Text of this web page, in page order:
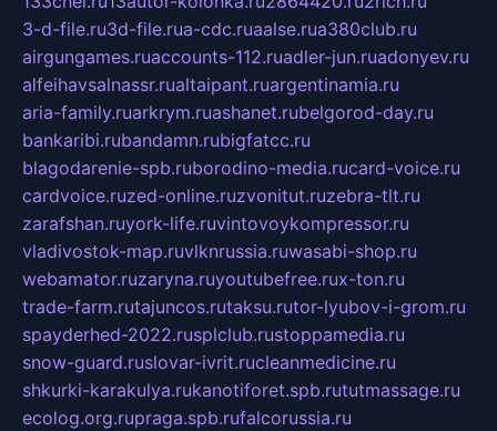
3-d-file.ru3d-file.rua-cdc.ruaalse.rua380club.ru
airgungames.ruaccounts-112.ruadler-jun.ruadonyev.ru
alfeihavsalnassr.rualtaipant.ruargentinamia.ru
aria-family.ruarkrym.ruashanet.rubelgorod-day.ru
bankaribi.rubandamn.rubigfatcc.ru
blagodarenie-spb.ruborodino-media.rucard-voice.ru
cardvoice.ruzed-online.ruzvonitut.ruzebra-tlt.ru
zarafshan.ruyork-life.ruvintovoykompressor.ru
vladivostok-map.ruvlknrussia.ruwasabi-shop.ru
webamator.ruzaryna.ruyoutubefree.rux-ton.ru
trade-farm.rutajuncos.rutaksu.rutor-lyubov-i-grom.ru
spayderhed-2022.rusplclub.rustoppamedia.ru
snow-guard.ruslovar-ivrit.rucleanmedicine.ru
shkurki-karakulya.rukanotiforet.spb.rututmassage.ru
ecolog.org.rupraga.spb.rufalcorussia.ru